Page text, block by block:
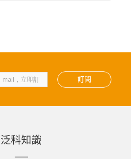
訂閱
泛科知識